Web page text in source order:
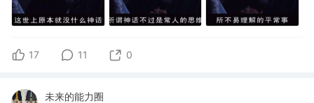
17 11 0
未来的能力圈